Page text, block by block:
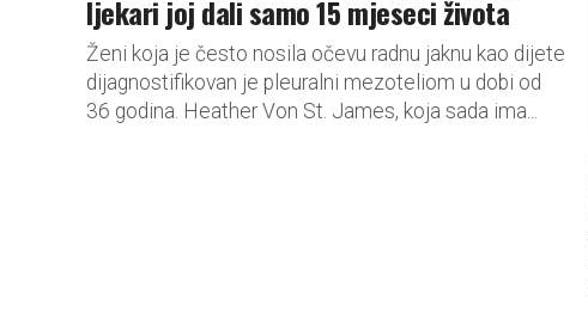
ljekari joj dali samo 15 mjeseci života
Ženi koja je često nosila očevu radnu jaknu kao dijete
dijagnostifikovan je pleuralni mezoteliom u dobi od
36 godina. Heather Von St. James, koja sada ima...